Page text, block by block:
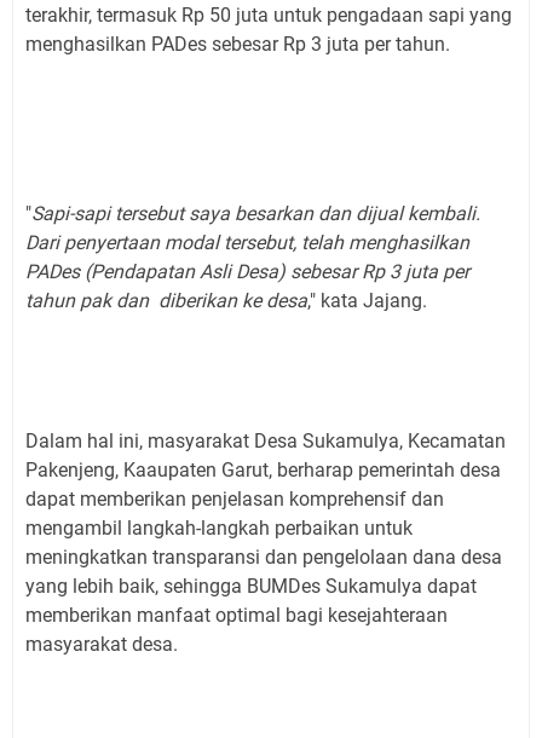
terakhir, termasuk Rp 50 juta untuk pengadaan sapi yang
menghasilkan PADes sebesar Rp 3 juta per tahun.
"Sapi-sapi tersebut saya besarkan dan dijual kembali.
Dari penyertaan modal tersebut, telah menghasilkan
PADes (Pendapatan Asli Desa) sebesar Rp 3 juta per
tahun pak dan diberikan ke desa," kata Jajang.
Dalam hal ini, masyarakat Desa Sukamulya, Kecamatan
Pakenjeng, Kaaupaten Garut, berharap pemerintah desa
dapat memberikan penjelasan komprehensif dan
mengambil langkah-langkah perbaikan untuk
meningkatkan transparansi dan pengelolaan dana desa
yang lebih baik, sehingga BUMDes Sukamulya dapat
memberikan manfaat optimal bagi kesejahteraan
masyarakat desa.